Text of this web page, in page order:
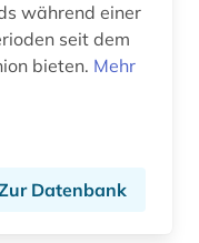
während einer
seit dem
bieten. Mehr
Datenbank